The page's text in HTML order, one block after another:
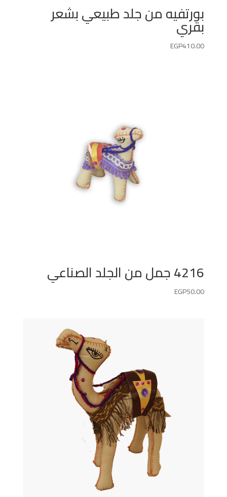
بورتفيه من جلد طبيعي بشعر
بقري
EGP410.00
4216 جمل من الجلد الصناعي
EGP50.00